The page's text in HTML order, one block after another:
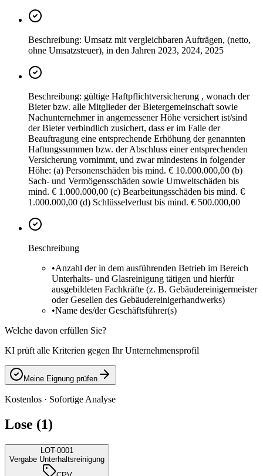
Beschreibung: Umsatz mit vergleichbaren Aufträgen, (netto,
ohne Umsatzsteuer), in den Jahren 2023, 2024, 2025
Beschreibung: gültige Haftpflichtversicherung , wonach der
Bieter bzw. alle Mitglieder der Bietergemeinschaft sowie
Nachunternehmer in angemessener Höhe versichert ist/sind
der Bieter verbindlich zusichert, dass er im Falle der
Beauftragung eine entsprechende Erhöhung der genannten
Haftungssummen bzw. der Abschluss einer entsprechenden
Versicherung vornimmt, und zwar mindestens in folgender
Höhe: (a) Personenschäden bis mind. € 10.000.000,00 (b)
Sach- und Vermögensschäden sowie Umweltschäden bis
mind. € 1.000.000,00 (c) Bearbeitungsschäden bis mind. €
1.000.000,00 (d) Schlüsselverlust bis mind. € 500.000,00
Beschreibung
•Anzahl der in dem ausführenden Betrieb im Bereich
Unterhalts- und Glasreinigung tätigen und hierfür
ausgebildeten Fachkräfte (z. B. Gebäudereinigermeister
oder Gesellen des Gebäudereinigerhandwerks)
•Name des/der Geschäftsführer(s)
Welche davon erfüllen Sie?
KI prüft alle Kriterien gegen Ihr Unternehmensprofil
Meine Eignung prüfen
Kostenlos · Sofortige Analyse
Lose (1)
LOT-0001
Vergabe Unterhaltsreinigung